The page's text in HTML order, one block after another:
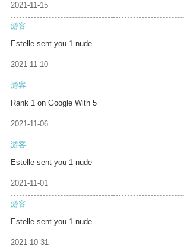
2021-11-15
游客
Estelle sent you 1 nude
2021-11-10
游客
Rank 1 on Google With 5
2021-11-06
游客
Estelle sent you 1 nude
2021-11-01
游客
Estelle sent you 1 nude
2021-10-31